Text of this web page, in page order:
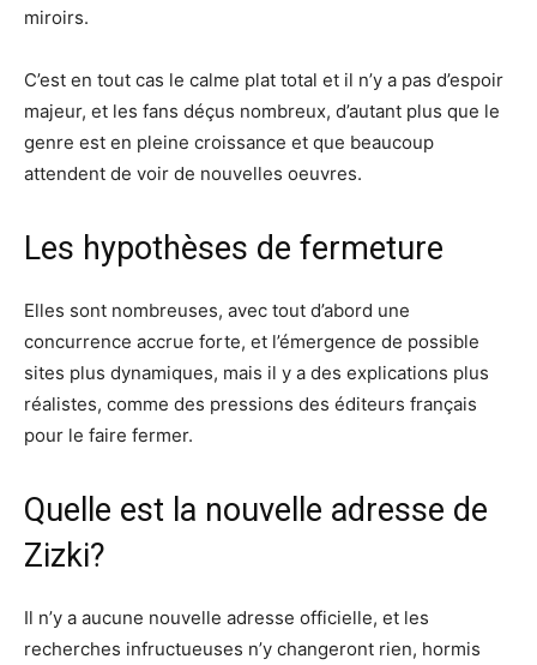
miroirs.
C’est en tout cas le calme plat total et il n’y a pas d’espoir
majeur, et les fans déçus nombreux, d’autant plus que le
genre est en pleine croissance et que beaucoup
attendent de voir de nouvelles oeuvres.
Les hypothèses de fermeture
Elles sont nombreuses, avec tout d’abord une
concurrence accrue forte, et l’émergence de possible
sites plus dynamiques, mais il y a des explications plus
réalistes, comme des pressions des éditeurs français
pour le faire fermer.
Quelle est la nouvelle adresse de
Zizki?
Il n’y a aucune nouvelle adresse officielle, et les
recherches infructueuses n’y changeront rien, hormis